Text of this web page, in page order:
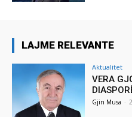
LAJME RELEVANTE
Aktualitet
VERA
Gjin Musa -